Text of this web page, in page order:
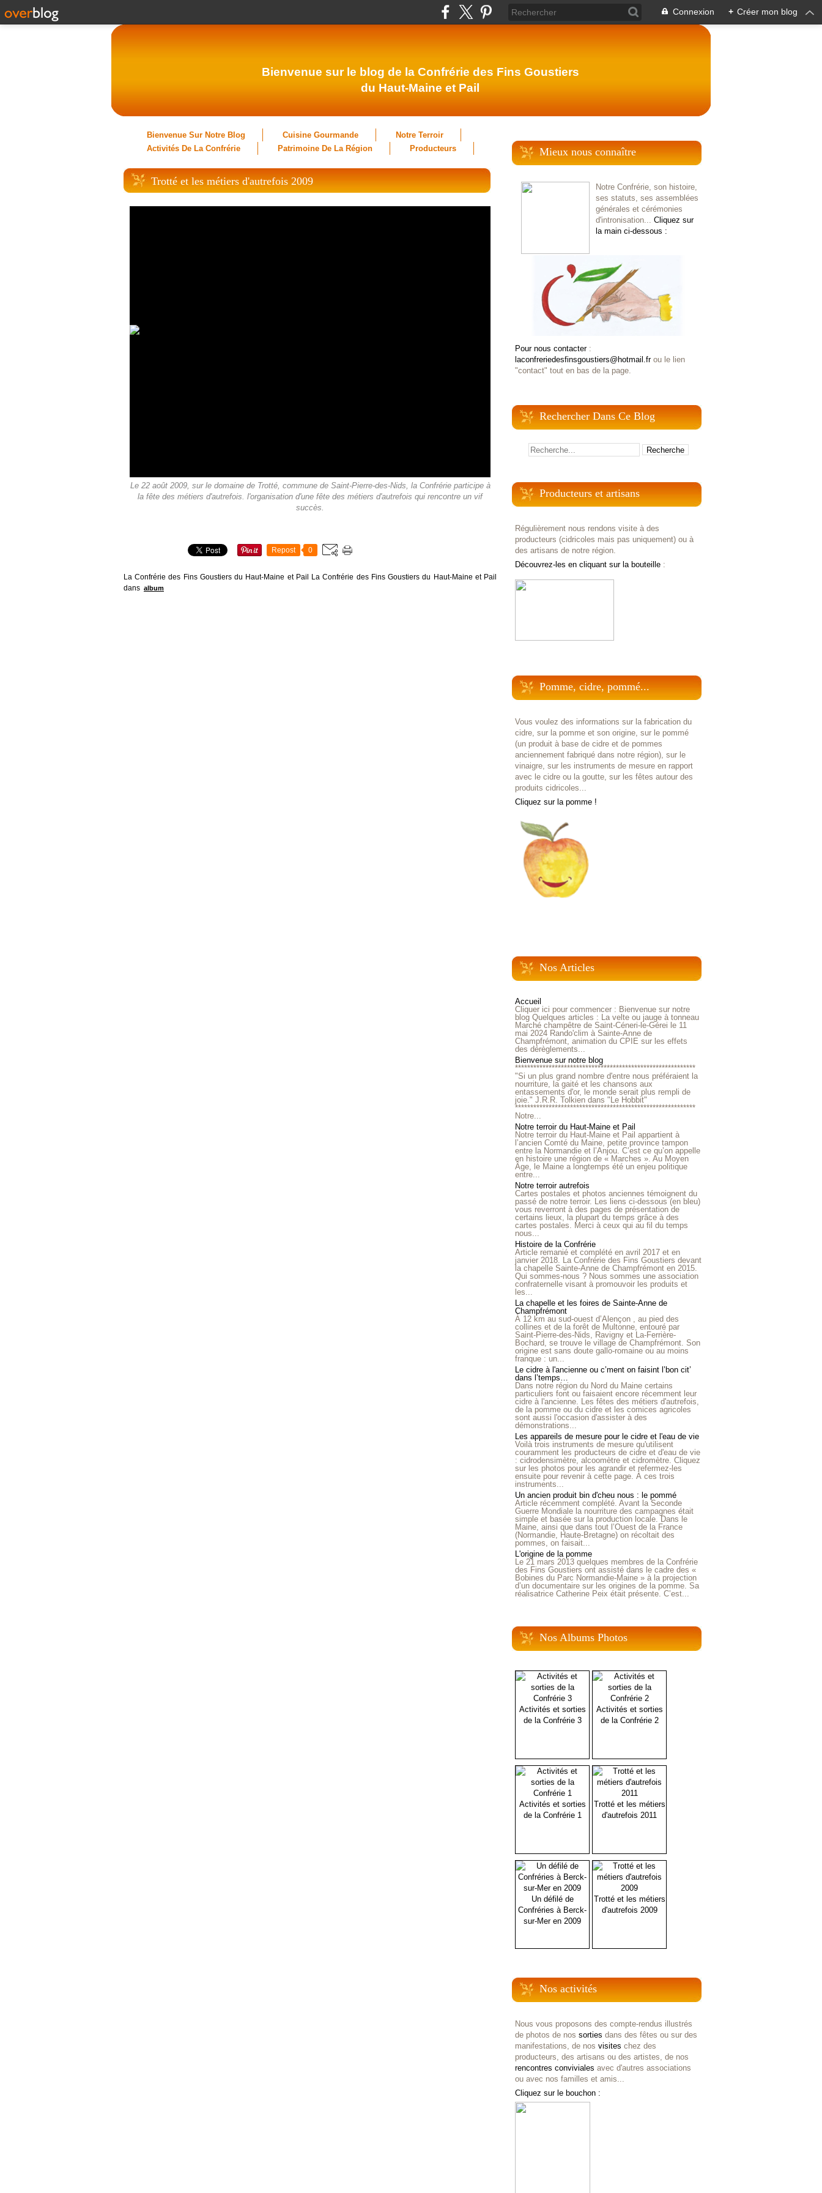
Connexion + Créer mon blog
Bienvenue sur le blog de la Confrérie des Fins Goustiers
du Haut-Maine et Pail
Bienvenue Sur Notre Blog Cuisine Gourmande
Notre Terroir
Activités De La Confrérie
Patrimoine De La Région Producteurs
Trotté et les métiers d'autrefois 2009
Le 22 août 2009, sur le domaine de Trotté, commune de Saint-Pierre-des-Nids, la Confrérie participe à
la fête des métiers d'autrefois. l'organisation d'une fête des métiers d'autrefois qui rencontre un vif
succès.
Repost 0
La Confrérie des Fins Goustiers du Haut-Maine et Pail La Confrérie des Fins Goustiers du Haut-Maine et Pail
dans album
Mieux nous connaître
Notre Confrérie, son histoire,
ses statuts, ses assemblées
générales et cérémonies
d'intronisation... Cliquez sur
la main ci-dessous :
Pour nous contacter:
laconfreriedesfinsgoustiers@hotmail.frou le lien
"contact" tout en bas de la page.
Rechercher Dans Ce Blog
Producteurs et artisans
Régulièrement nous rendons visite à des
producteurs (cidricoles mais pas uniquement) ou à
des artisans de notre région.
Découvrez-les en cliquant sur la bouteille :
Pomme, cidre, pommé...
Vous voulez des informations sur la fabrication du
cidre, sur la pomme et son origine, sur le pommé
(un produit à base de cidre et de pommes
anciennement fabriqué dans notre région), sur le
vinaigre, sur les instruments de mesure en rapport
avec le cidre ou la goutte, sur les fêtes autour des
produits cidricoles...
Cliquez sur la pomme !
Nos Articles
Accueil
Cliquer ici pour commencer : Bienvenue sur notre
blog Quelques articles : La velte ou jauge à tonneau
Marché champêtre de Saint-Céneri-le-Gérei le 11
mai 2024 Rando'clim à Sainte-Anne de
Champfrémont, animation du CPIE sur les effets
des dérèglements...
Bienvenue sur notre blog
***********************************************************
"Si un plus grand nombre d'entre nous préféraient la
nourriture, la gaité et les chansons aux
entassements d'or, le monde serait plus rempli de
joie." J.R.R. Tolkien dans "Le Hobbit"
***********************************************************
Notre...
Notre terroir du Haut-Maine et Pail
Notre terroir du Haut-Maine et Pail appartient à
l’ancien Comté du Maine, petite province tampon
entre la Normandie et l’Anjou. C’est ce qu’on appelle
en histoire une région de « Marches ». Au Moyen
Âge, le Maine a longtemps été un enjeu politique
entre...
Notre terroir autrefois
Cartes postales et photos anciennes témoignent du
passé de notre terroir. Les liens ci-dessous (en bleu)
vous reverront à des pages de présentation de
certains lieux, la plupart du temps grâce à des
cartes postales. Merci à ceux qui au fil du temps
nous...
Histoire de la Confrérie
Article remanié et complété en avril 2017 et en
janvier 2018. La Confrérie des Fins Goustiers devant
la chapelle Sainte-Anne de Champfrémont en 2015.
Qui sommes-nous ? Nous sommes une association
confraternelle visant à promouvoir les produits et
les...
La chapelle et les foires de Sainte-Anne de
Champfrémont
À 12 km au sud-ouest d’Alençon , au pied des
collines et de la forêt de Multonne, entouré par
Saint-Pierre-des-Nids, Ravigny et La-Ferrière-
Bochard, se trouve le village de Champfrémont. Son
origine est sans doute gallo-romaine ou au moins
franque : un...
Le cidre à l'ancienne ou c’ment on faisint l’bon cit’
dans l’temps…
Dans notre région du Nord du Maine certains
particuliers font ou faisaient encore récemment leur
cidre à l'ancienne. Les fêtes des métiers d'autrefois,
de la pomme ou du cidre et les comices agricoles
sont aussi l'occasion d'assister à des
démonstrations...
Les appareils de mesure pour le cidre et l'eau de vie
Voilà trois instruments de mesure qu'utilisent
couramment les producteurs de cidre et d'eau de vie
: cidrodensimètre, alcoomètre et cidromètre. Cliquez
sur les photos pour les agrandir et refermez-les
ensuite pour revenir à cette page. À ces trois
instruments...
Un ancien produit bin d'cheu nous : le pommé
Article récemment complété. Avant la Seconde
Guerre Mondiale la nourriture des campagnes était
simple et basée sur la production locale. Dans le
Maine, ainsi que dans tout l’Ouest de la France
(Normandie, Haute-Bretagne) on récoltait des
pommes, on faisait...
L'origine de la pomme
Le 21 mars 2013 quelques membres de la Confrérie
des Fins Goustiers ont assisté dans le cadre des «
Bobines du Parc Normandie-Maine » à la projection
d’un documentaire sur les origines de la pomme. Sa
réalisatrice Catherine Peix était présente. C’est...
Nos Albums Photos
Activités et sorties
de la Confrérie 3
Activités et sorties
de la Confrérie 2
Activités et sorties
de la Confrérie 1
Trotté et les métiers
d'autrefois 2011
Un défilé de
Confréries à Berck-
sur-Mer en 2009
Trotté et les métiers
d'autrefois 2009
Nos activités
Nous vous proposons des compte-rendus illustrés
de photos de nos sorties dans des fêtes ou sur des
manifestations, de nos visites chez des
producteurs, des artisans ou des artistes, de nos
rencontres conviviales avec d'autres associations
ou avec nos familles et amis...
Cliquez sur le bouchon :